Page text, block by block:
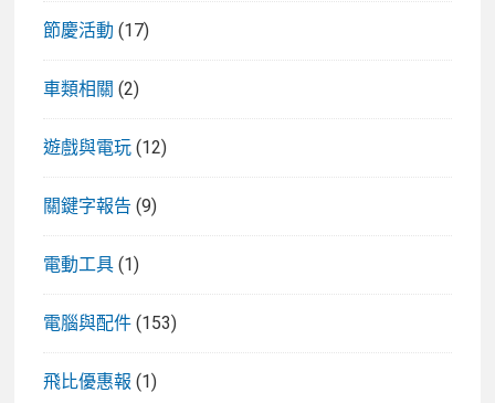
節慶活動 (17)
車類相關 (2)
遊戲與電玩 (12)
關鍵字報告 (9)
電動工具 (1)
電腦與配件 (153)
飛比優惠報 (1)